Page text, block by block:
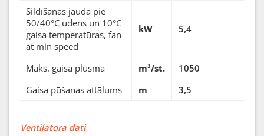
Sildīšanas jauda pie
50/40°C ūdens un 10°C
gaisa temperatūras, fan
at min speed
kW 5,4
Maks. gaisa plūsma m³/st.
1050
Gaisa pūšanas attālums
m 3,5
Ventilatora dati